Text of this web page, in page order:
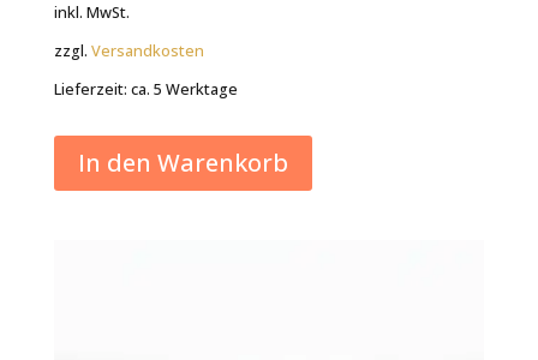
inkl. MwSt.
zzgl. Versandkosten
Lieferzeit: ca. 5 Werktage
In den Warenkorb